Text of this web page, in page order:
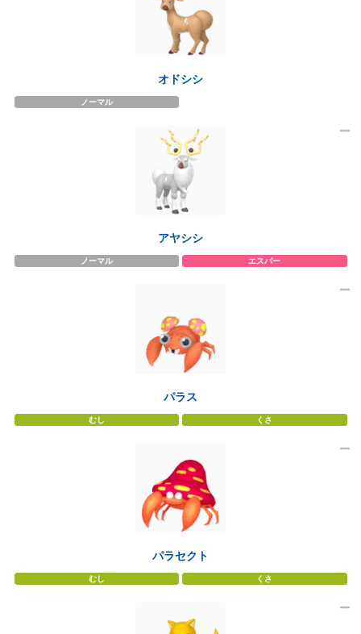
オドシシ
ノーマル
アヤシシ
ノーマル エスパー
パラス
むし くさ
パラセクト
むし くさ